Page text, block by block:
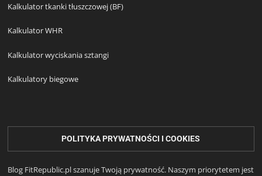
Kalkulator tkanki tłuszczowej (BF)
Kalkulator WHR
Kalkulator wyciskania sztangi
Kalkulatory biegowe
POLITYKA PRYWATNOŚCI I COOKIES
Blog FitRepublic.pl szanuje Twoją prywatność. Naszym priorytetem jest